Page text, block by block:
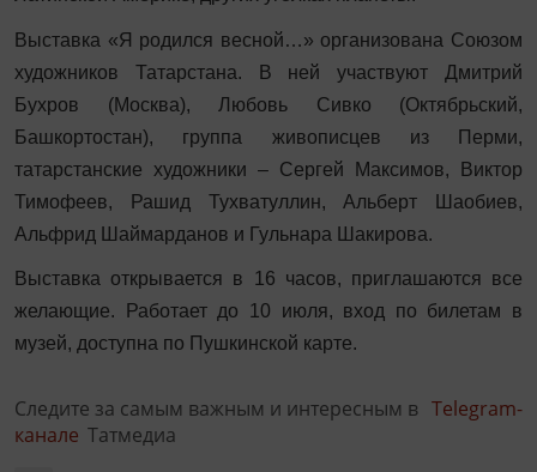
Выставка «Я родился весной…» организована Союзом
художников Татарстана. В ней участвуют Дмитрий
Бухров (Москва), Любовь Сивко (Октябрьский,
Башкортостан), группа живописцев из Перми,
татарстанские художники – Сергей Максимов, Виктор
Тимофеев, Рашид Тухватуллин, Альберт Шаобиев,
Альфрид Шаймарданов и Гульнара Шакирова.
Выставка открывается в 16 часов, приглашаются все
желающие. Работает до 10 июля, вход по билетам в
музей, доступна по Пушкинской карте.
Следите за самым важным и интересным в Telegram-
канале Татмедиа